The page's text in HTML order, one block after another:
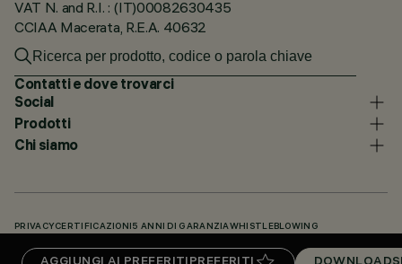
VAT N. and R.I. : (IT)00082630435
CCIAA Macerata, R.E.A. 40632
Contatti e dove trovarci
Social
Prodotti
Chi siamo
PRIVACY CERTIFICAZIONI 5 ANNI DI GARANZIAWHISTLEBLOWING